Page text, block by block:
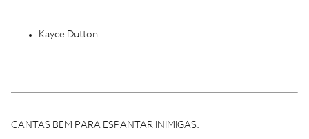
Kayce Dutton
CANTAS BEM PARA ESPANTAR INIMIGAS.